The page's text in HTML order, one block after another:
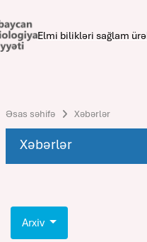
Elmi bilikləri sağlam
Əsas səhifə Xəbərlər
Xəbərlər
Arxiv